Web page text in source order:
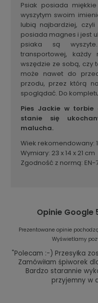
Psiak posiada
wyszytym swoim
lubią najbardziej,
posiada magnes i jest
psiaka są
transportowej,
wszędzie ze sobą, czy
może nawet do
przodu, przez którą
spoglądać. Do
Pies Jackie w torbie
stanie się
malucha.
Wiek rekomendowany:
Wymiary: 23 x 14 x 21 cm
Zgodność z normą: EN-
Opinie Google
Prezentowane opinie
Wyświetlamy
"Polecam :-) Przesyłka
Zamówiłam śpiworek
Bardzo starannie
przyjemny w